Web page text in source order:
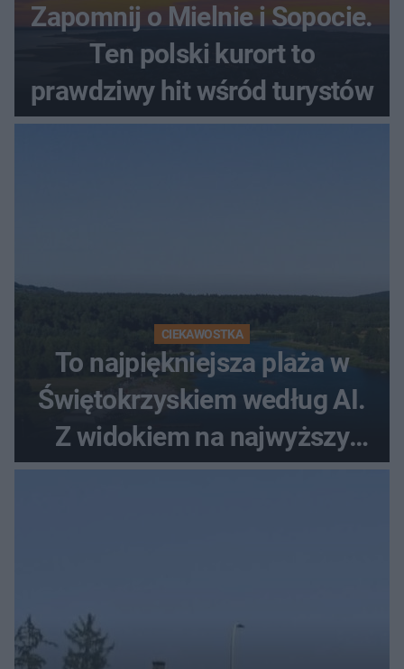
Zapomnij o Mielnie i Sopocie.
Ten polski kurort to
prawdziwy hit wśród turystów
CIEKAWOSTKA
To najpiękniejsza plaża w
Świętokrzyskiem według AI.
Z widokiem na najwyższy
szczyt Gór Świętokrzyskich